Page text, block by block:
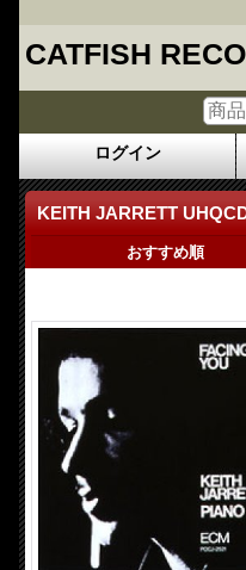
CATFISH
ログイン
KEITH JARRETT
おすすめ順